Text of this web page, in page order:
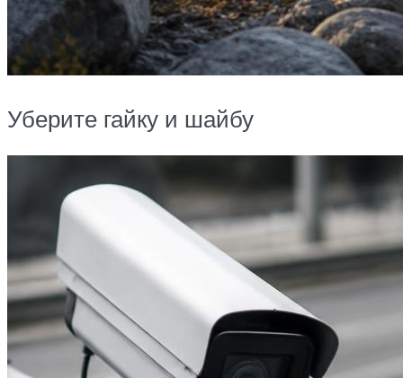
Уберите гайку и шайбу